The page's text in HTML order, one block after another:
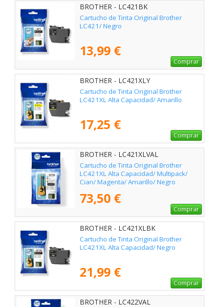
BROTHER - LC421BK
Cartucho de Tinta Original Brother
LC421/ Negro
13,99 €
Comprar
BROTHER - LC421XLY
Cartucho de Tinta Original Brother
LC421XL Alta Capacidad/ Amarillo
17,25 €
Comprar
BROTHER - LC421XLVAL
Cartucho de Tinta Original Brother
LC421XL Alta Capacidad/ Multipack/
Cian/ Magenta/ Amarillo/ Negro
73,50 €
Comprar
BROTHER - LC421XLBK
Cartucho de Tinta Original Brother
LC421XL Alta Capacidad/ Negro
21,99 €
Comprar
BROTHER - LC422VAL